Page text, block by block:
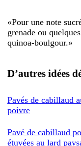
«Pour une note
grenade ou
quinoa-boulgour.»
D’autres idées
Pavés de cabillaud
poivre
Pavé de cabillaud
étuvées au lard